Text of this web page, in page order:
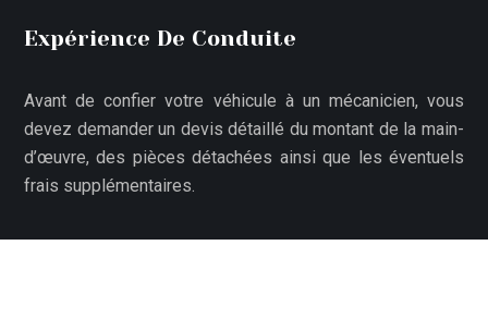
Expérience De Conduite
Avant de confier votre véhicule à un mécanicien, vous
devez demander un devis détaillé du montant de la main-
d’œuvre, des pièces détachées ainsi que les éventuels
frais supplémentaires.